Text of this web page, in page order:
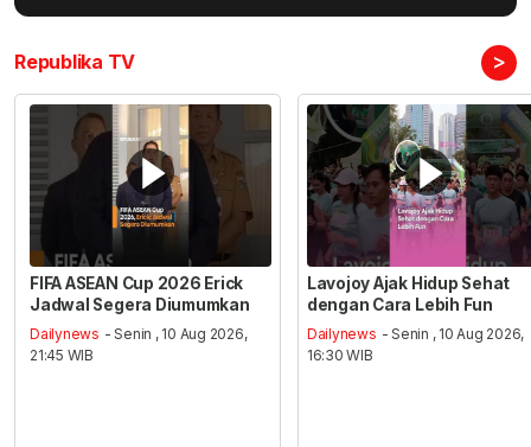
Republika TV >
FIFA ASEAN Cup 2026 Erick
Jadwal Segera Diumumkan
Dailynews - Senin , 10 Aug 2026,
21:45 WIB
Lavojoy Ajak Hidup Sehat
dengan Cara Lebih Fun
Dailynews - Senin , 10 Aug 2026,
16:30 WIB